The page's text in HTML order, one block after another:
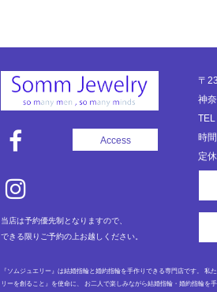
Access
当店は予約優先制となりますので、
できる限りご予約の上お越しください。
〒
神
時
定
『ソムジュエリー』は結婚指輪と婚約指輪を手作りできる専門店です。
リーを創ること』を使命に、 お二人で楽しみながら結婚指輪・婚約指輪を